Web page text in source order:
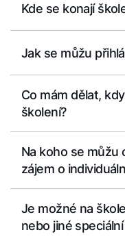
Kde se konají
Jak se můžu
Co mám dělat,
školení?
Na koho se můžu
zájem o
Je možné na
nebo jiné